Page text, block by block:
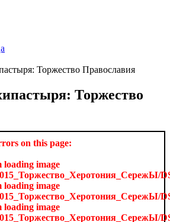
Торжество Православия
Торжество
on this page:
loading image
loading image
loading image